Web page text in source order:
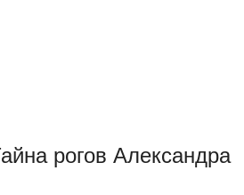
рогов Александра